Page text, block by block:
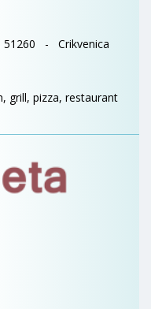
51260 - Crikvenica
grill, pizza, restaurant